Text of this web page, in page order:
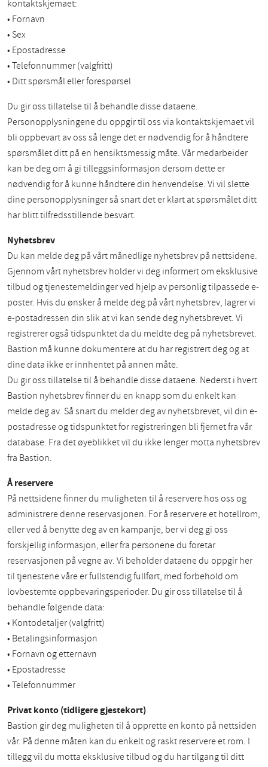
kontaktskjemaet:
• Fornavn
• Sex
• Epostadresse
• Telefonnummer (valgfritt)
• Ditt spørsmål eller forespørsel
Du gir oss tillatelse til å behandle disse dataene.
Personopplysningene du oppgir til oss via kontaktskjemaet vil
bli oppbevart av oss så lenge det er nødvendig for å håndtere
spørsmålet ditt på en hensiktsmessig måte. Vår medarbeider
kan be deg om å gi tilleggsinformasjon dersom dette er
nødvendig for å kunne håndtere din henvendelse. Vi vil slette
dine personopplysninger så snart det er klart at spørsmålet ditt
har blitt tilfredsstillende besvart.
Nyhetsbrev
Du kan melde deg på vårt månedlige nyhetsbrev på nettsidene.
Gjennom vårt nyhetsbrev holder vi deg informert om eksklusive
tilbud og tjenestemeldinger ved hjelp av personlig tilpassede e-
poster. Hvis du ønsker å melde deg på vårt nyhetsbrev, lagrer vi
e-postadressen din slik at vi kan sende deg nyhetsbrevet. Vi
registrerer også tidspunktet da du meldte deg på nyhetsbrevet.
Bastion må kunne dokumentere at du har registrert deg og at
dine data ikke er innhentet på annen måte.
Du gir oss tillatelse til å behandle disse dataene. Nederst i hvert
Bastion nyhetsbrev finner du en knapp som du enkelt kan
melde deg av. Så snart du melder deg av nyhetsbrevet, vil din e-
postadresse og tidspunktet for registreringen bli fjernet fra vår
database. Fra det øyeblikket vil du ikke lenger motta nyhetsbrev
fra Bastion.
Å reservere
På nettsidene finner du muligheten til å reservere hos oss og
administrere denne reservasjonen. For å reservere et hotellrom,
eller ved å benytte deg av en kampanje, ber vi deg gi oss
forskjellig informasjon, eller fra personene du foretar
reservasjonen på vegne av. Vi beholder dataene du oppgir her
til tjenestene våre er fullstendig fullført, med forbehold om
lovbestemte oppbevaringsperioder. Du gir oss tillatelse til å
behandle følgende data:
• Kontodetaljer (valgfritt)
• Betalingsinformasjon
• Fornavn og etternavn
• Epostadresse
• Telefonnummer
Privat konto (tidligere gjestekort)
Bastion gir deg muligheten til å opprette en konto på nettsiden
vår. På denne måten kan du enkelt og raskt reservere et rom. I
tillegg vil du motta eksklusive tilbud og du har tilgang til ditt